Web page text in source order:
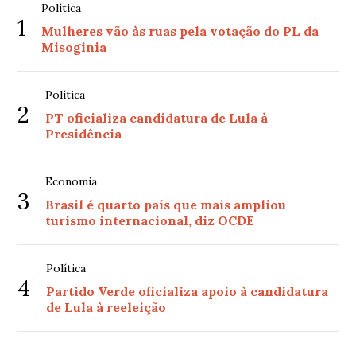
1
Política
Mulheres vão às ruas pela votação do PL da
Misoginia
2
Política
PT oficializa candidatura de Lula à
Presidência
3
Economia
Brasil é quarto país que mais ampliou
turismo internacional, diz OCDE
4
Política
Partido Verde oficializa apoio à candidatura
de Lula à reeleição